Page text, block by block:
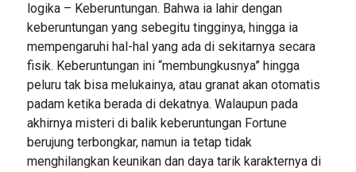
logika – Keberuntungan. Bahwa ia lahir dengan
keberuntungan yang sebegitu tingginya, hingga ia
mempengaruhi hal-hal yang ada di sekitarnya secara
fisik. Keberuntungan ini “membungkusnya” hingga
peluru tak bisa melukainya, atau granat akan otomatis
padam ketika berada di dekatnya. Walaupun pada
akhirnya misteri di balik keberuntungan Fortune
berujung terbongkar, namun ia tetap tidak
menghilangkan keunikan dan daya tarik karakternya di